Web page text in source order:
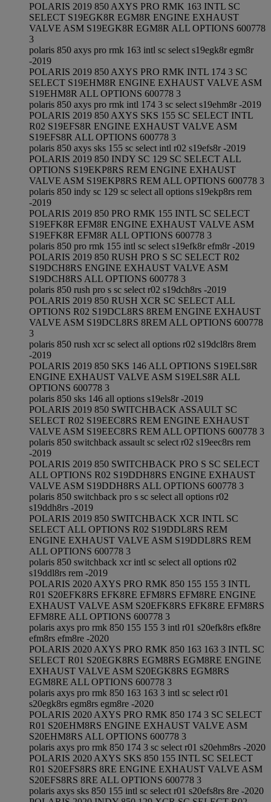
POLARIS 2019 850 AXYS PRO RMK 163 INTL SC
SELECT S19EGK8R EGM8R ENGINE EXHAUST
VALVE ASM S19EGK8R EGM8R ALL OPTIONS 600778
3
polaris 850 axys pro rmk 163 intl sc select s19egk8r egm8r
-2019
POLARIS 2019 850 AXYS PRO RMK INTL 174 3 SC
SELECT S19EHM8R ENGINE EXHAUST VALVE ASM
S19EHM8R ALL OPTIONS 600778 3
polaris 850 axys pro rmk intl 174 3 sc select s19ehm8r -2019
POLARIS 2019 850 AXYS SKS 155 SC SELECT INTL
R02 S19EFS8R ENGINE EXHAUST VALVE ASM
S19EFS8R ALL OPTIONS 600778 3
polaris 850 axys sks 155 sc select intl r02 s19efs8r -2019
POLARIS 2019 850 INDY SC 129 SC SELECT ALL
OPTIONS S19EKP8RS REM ENGINE EXHAUST
VALVE ASM S19EKP8RS REM ALL OPTIONS 600778 3
polaris 850 indy sc 129 sc select all options s19ekp8rs rem
-2019
POLARIS 2019 850 PRO RMK 155 INTL SC SELECT
S19EFK8R EFM8R ENGINE EXHAUST VALVE ASM
S19EFK8R EFM8R ALL OPTIONS 600778 3
polaris 850 pro rmk 155 intl sc select s19efk8r efm8r -2019
POLARIS 2019 850 RUSH PRO S SC SELECT R02
S19DCH8RS ENGINE EXHAUST VALVE ASM
S19DCH8RS ALL OPTIONS 600778 3
polaris 850 rush pro s sc select r02 s19dch8rs -2019
POLARIS 2019 850 RUSH XCR SC SELECT ALL
OPTIONS R02 S19DCL8RS 8REM ENGINE EXHAUST
VALVE ASM S19DCL8RS 8REM ALL OPTIONS 600778
3
polaris 850 rush xcr sc select all options r02 s19dcl8rs 8rem
-2019
POLARIS 2019 850 SKS 146 ALL OPTIONS S19ELS8R
ENGINE EXHAUST VALVE ASM S19ELS8R ALL
OPTIONS 600778 3
polaris 850 sks 146 all options s19els8r -2019
POLARIS 2019 850 SWITCHBACK ASSAULT SC
SELECT R02 S19EEC8RS REM ENGINE EXHAUST
VALVE ASM S19EEC8RS REM ALL OPTIONS 600778 3
polaris 850 switchback assault sc select r02 s19eec8rs rem
-2019
POLARIS 2019 850 SWITCHBACK PRO S SC SELECT
ALL OPTIONS R02 S19DDH8RS ENGINE EXHAUST
VALVE ASM S19DDH8RS ALL OPTIONS 600778 3
polaris 850 switchback pro s sc select all options r02
s19ddh8rs -2019
POLARIS 2019 850 SWITCHBACK XCR INTL SC
SELECT ALL OPTIONS R02 S19DDL8RS REM
ENGINE EXHAUST VALVE ASM S19DDL8RS REM
ALL OPTIONS 600778 3
polaris 850 switchback xcr intl sc select all options r02
s19ddl8rs rem -2019
POLARIS 2020 AXYS PRO RMK 850 155 155 3 INTL
R01 S20EFK8RS EFK8RE EFM8RS EFM8RE ENGINE
EXHAUST VALVE ASM S20EFK8RS EFK8RE EFM8RS
EFM8RE ALL OPTIONS 600778 3
polaris axys pro rmk 850 155 155 3 intl r01 s20efk8rs efk8re
efm8rs efm8re -2020
POLARIS 2020 AXYS PRO RMK 850 163 163 3 INTL SC
SELECT R01 S20EGK8RS EGM8RS EGM8RE ENGINE
EXHAUST VALVE ASM S20EGK8RS EGM8RS
EGM8RE ALL OPTIONS 600778 3
polaris axys pro rmk 850 163 163 3 intl sc select r01
s20egk8rs egm8rs egm8re -2020
POLARIS 2020 AXYS PRO RMK 850 174 3 SC SELECT
R01 S20EHM8RS ENGINE EXHAUST VALVE ASM
S20EHM8RS ALL OPTIONS 600778 3
polaris axys pro rmk 850 174 3 sc select r01 s20ehm8rs -2020
POLARIS 2020 AXYS SKS 850 155 INTL SC SELECT
R01 S20EFS8RS 8RE ENGINE EXHAUST VALVE ASM
S20EFS8RS 8RE ALL OPTIONS 600778 3
polaris axys sks 850 155 intl sc select r01 s20efs8rs 8re -2020